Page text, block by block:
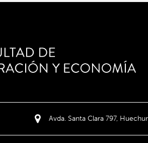
Avda. Santa Clara 797,